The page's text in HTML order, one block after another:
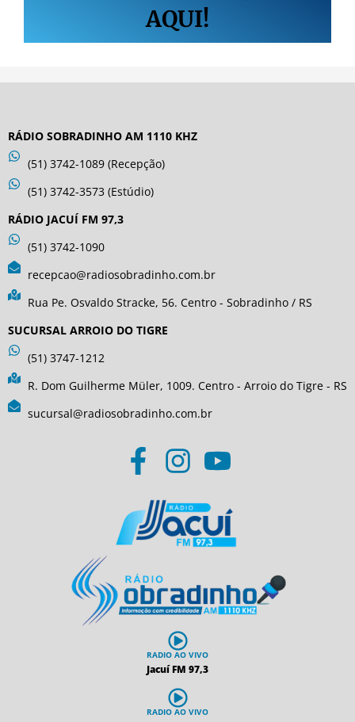
AQUI!
RÁDIO SOBRADINHO AM 1110 KHZ
(51) 3742-1089 (Recepção)
(51) 3742-3573 (Estúdio)
RÁDIO JACUÍ FM 97,3
(51) 3742-1090
recepcao@radiosobradinho.com.br
Rua Pe. Osvaldo Stracke, 56. Centro - Sobradinho / RS
SUCURSAL ARROIO DO TIGRE
(51) 3747-1212
R. Dom Guilherme Müler, 1009. Centro - Arroio do Tigre - RS
sucursal@radiosobradinho.com.br
RADIO AO VIVO
Jacuí FM 97,3
RADIO AO VIVO